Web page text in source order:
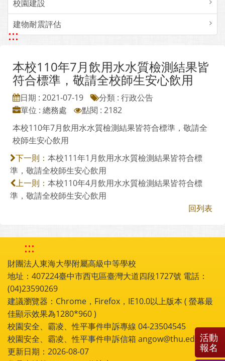
校園建設
建物耐震評估
:::
本校110年7月飲用水水質檢測結果皆
符合標準，敬請全校師生安心飲用
日期 : 2021-07-19
分類 : 行政公告
單位 : 總務處
點閱 : 2182
本校110年7月飲用水水質檢測結果皆符合標準，敬請全
校師生安心飲用
下一則： 本校111年1月飲用水水質檢測結果皆符合標
準，敬請全校師生安心飲用
上一則： 本校110年4月飲用水水質檢測結果皆符合標
準，敬請全校師生安心飲用
回列表
:::
財團法人東海大學附屬高級中等學校
地址：407224臺中市西屯區臺灣大道四段1727號 電話：
(04)23590269
建議瀏覽器：Chrome，Firefox，IE10.0以上版本 ( 螢幕最
佳顯示效果為1280*960 )
校園安全、霸凌、性平事件申訴專線 04-23504545
校園安全、霸凌、性平事件申訴信箱 angow@thu.edu.tw
更新日期：2026-08-07
活動
報名